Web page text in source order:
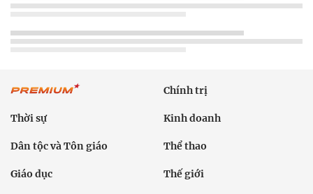
Chính trị
Thời sự Kinh doanh
Dân tộc và Tôn giáo Thể thao
Giáo dục Thế giới